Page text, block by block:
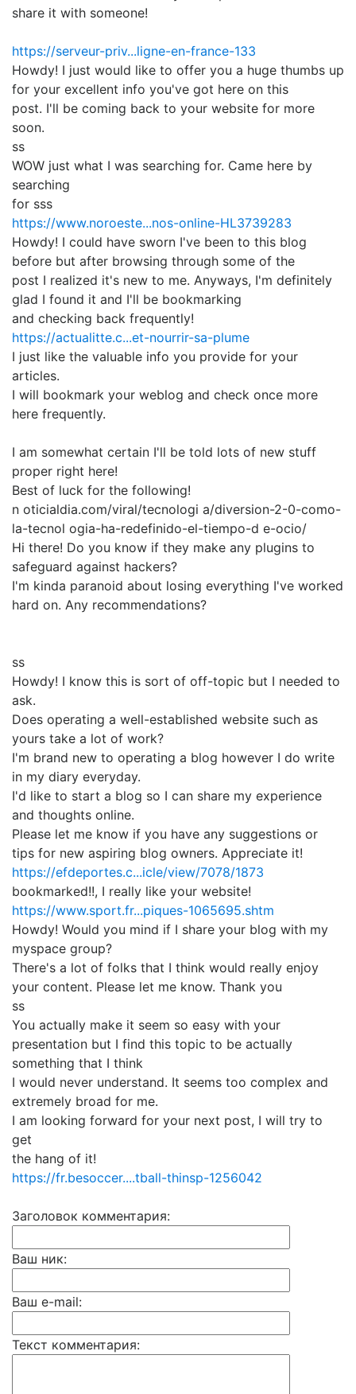
share it with someone!
https://serveur-priv...ligne-en-france-133
Howdy! I just would like to offer you a huge thumbs up
for your excellent info you've got here on this
post. I'll be coming back to your website for more
soon.
ss
WOW just what I was searching for. Came here by
searching
for sss
https://www.noroeste...nos-online-HL3739283
Howdy! I could have sworn I've been to this blog
before but after browsing through some of the
post I realized it's new to me. Anyways, I'm definitely
glad I found it and I'll be bookmarking
and checking back frequently!
https://actualitte.c...et-nourrir-sa-plume
I just like the valuable info you provide for your
articles.
I will bookmark your weblog and check once more
here frequently.
I am somewhat certain I'll be told lots of new stuff
proper right here!
Best of luck for the following!
n oticialdia.com/viral/tecnologi a/diversion-2-0-como-
la-tecnol ogia-ha-redefinido-el-tiempo-d e-ocio/
Hi there! Do you know if they make any plugins to
safeguard against hackers?
I'm kinda paranoid about losing everything I've worked
hard on. Any recommendations?
ss
Howdy! I know this is sort of off-topic but I needed to
ask.
Does operating a well-established website such as
yours take a lot of work?
I'm brand new to operating a blog however I do write
in my diary everyday.
I'd like to start a blog so I can share my experience
and thoughts online.
Please let me know if you have any suggestions or
tips for new aspiring blog owners. Appreciate it!
https://efdeportes.c...icle/view/7078/1873
bookmarked!!, I really like your website!
https://www.sport.fr...piques-1065695.shtm
Howdy! Would you mind if I share your blog with my
myspace group?
There's a lot of folks that I think would really enjoy
your content. Please let me know. Thank you
ss
You actually make it seem so easy with your
presentation but I find this topic to be actually
something that I think
I would never understand. It seems too complex and
extremely broad for me.
I am looking forward for your next post, I will try to
get
the hang of it!
https://fr.besoccer....tball-thinsp-1256042
Заголовок комментария:
Ваш ник:
Ваш e-mail:
Текст комментария: